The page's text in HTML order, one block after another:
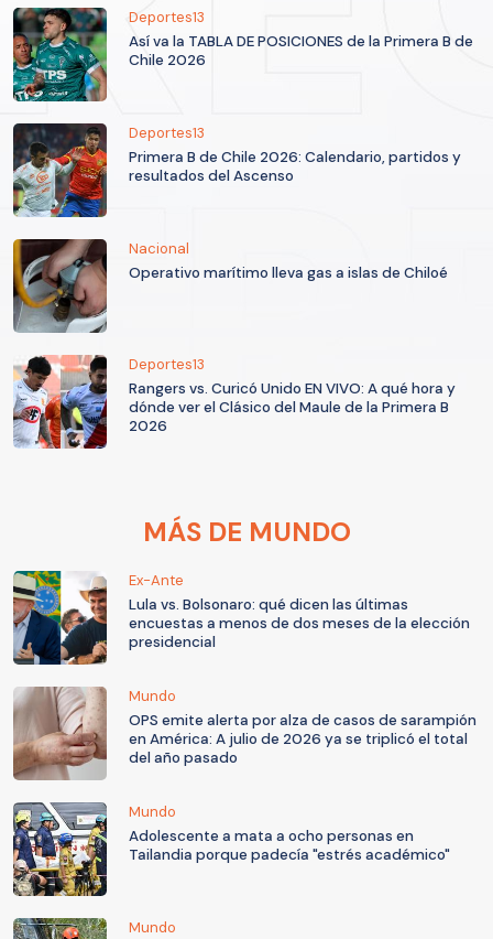
Deportes13
Así va la TABLA DE POSICIONES de la Primera B de
Chile 2026
Deportes13
Primera B de Chile 2026: Calendario, partidos y
resultados del Ascenso
Nacional
Operativo marítimo lleva gas a islas de Chiloé
Deportes13
Rangers vs. Curicó Unido EN VIVO: A qué hora y
dónde ver el Clásico del Maule de la Primera B
2026
MÁS DE MUNDO
Ex-Ante
Lula vs. Bolsonaro: qué dicen las últimas
encuestas a menos de dos meses de la elección
presidencial
Mundo
OPS emite alerta por alza de casos de sarampión
en América: A julio de 2026 ya se triplicó el total
del año pasado
Mundo
Adolescente a mata a ocho personas en
Tailandia porque padecía "estrés académico"
Mundo